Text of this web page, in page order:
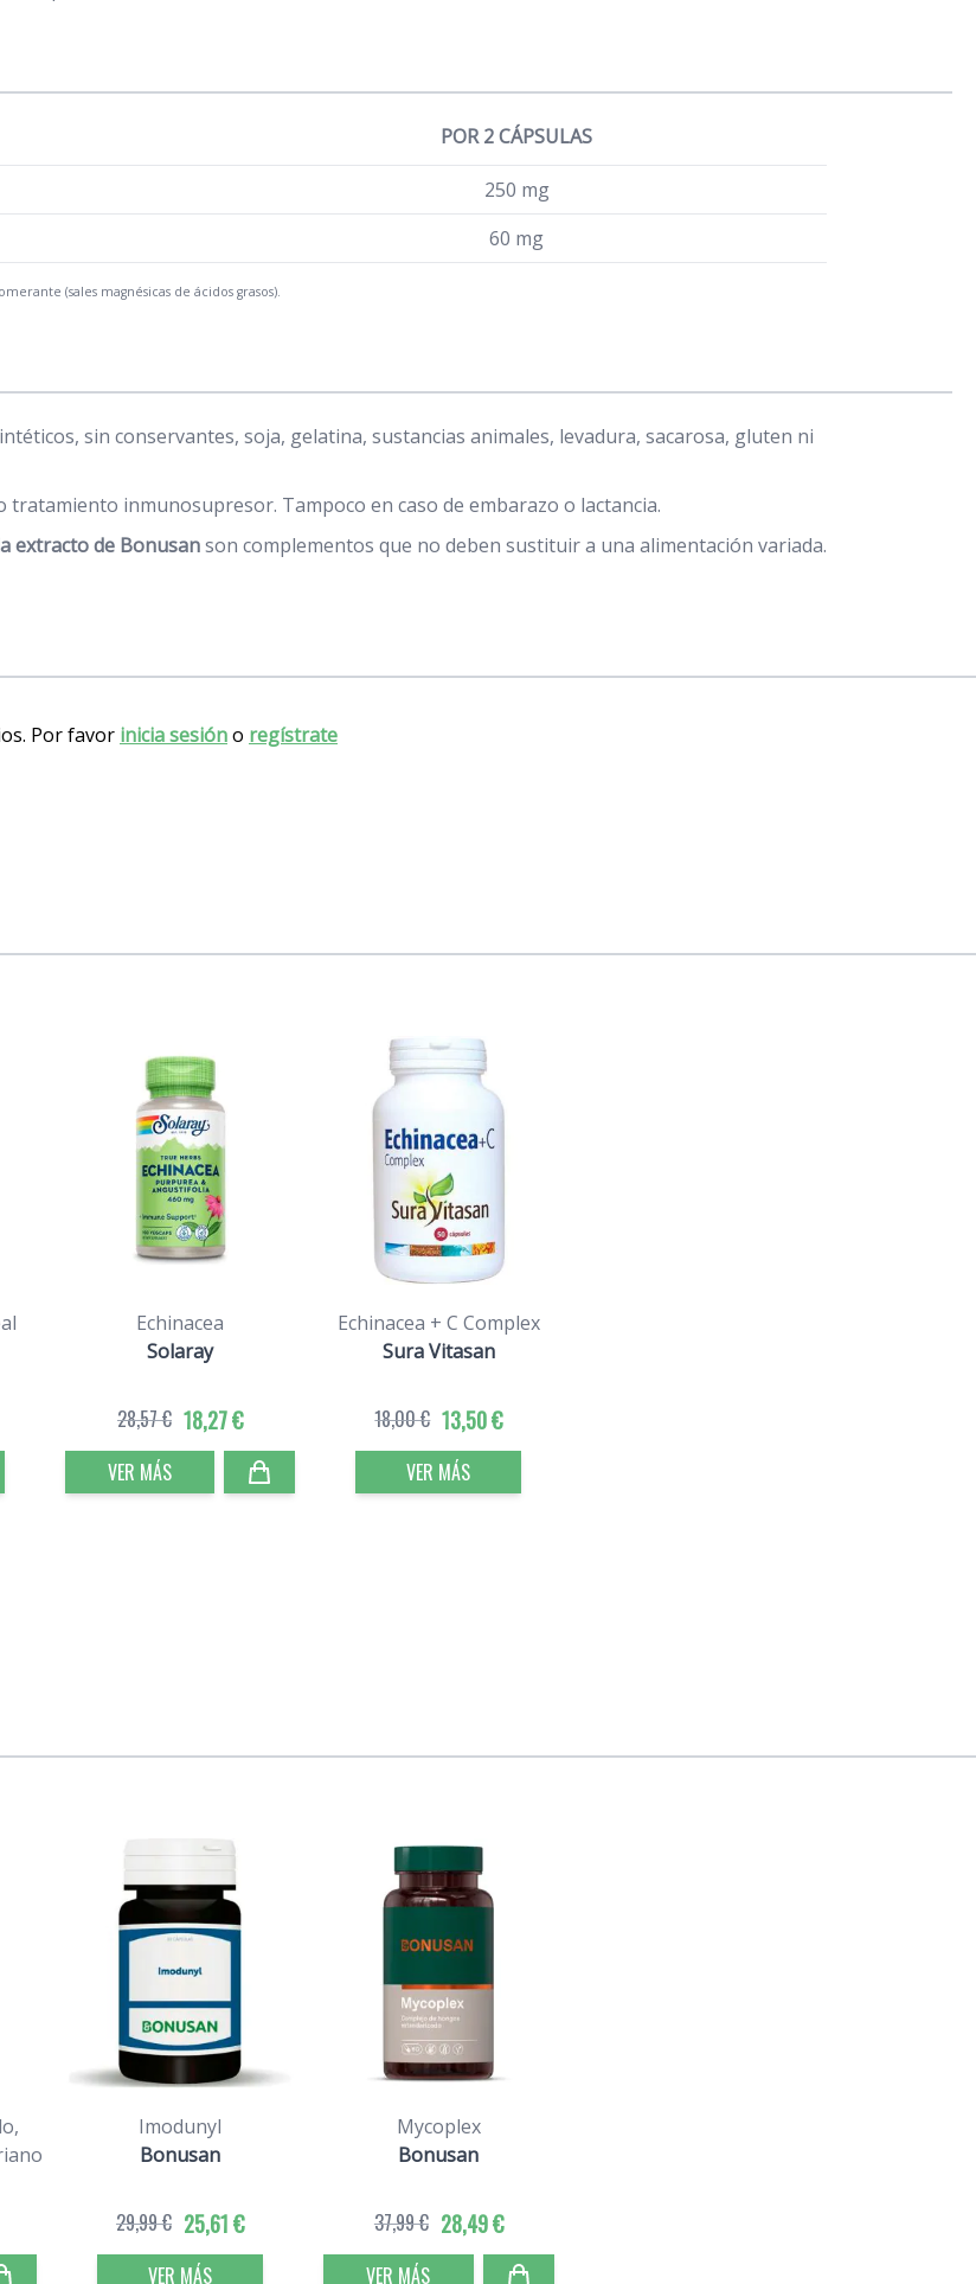
POR 2 CÁPSULAS
250 mg
60 mg
(sales magnésicas de ácidos grasos).
sin conservantes, soja, gelatina, sustancias animales, levadura, sacarosa, gluten ni
inmunosupresor. Tampoco en caso de embarazo o lactancia.
extracto de Bonusanson complementos que no deben sustituir a una alimentación variada.
Por favor inicia sesióno regístrate
Echinacea
Solaray
18,27 €
28,57 €
VER MÁS
Echinacea + C Complex
Sura Vitasan
13,50 €
18,00 €
VER MÁS
Imodunyl
Bonusan
25,61 €
29,99 €
VER MÁS
Mycoplex
Bonusan
28,49 €
37,99 €
VER MÁS